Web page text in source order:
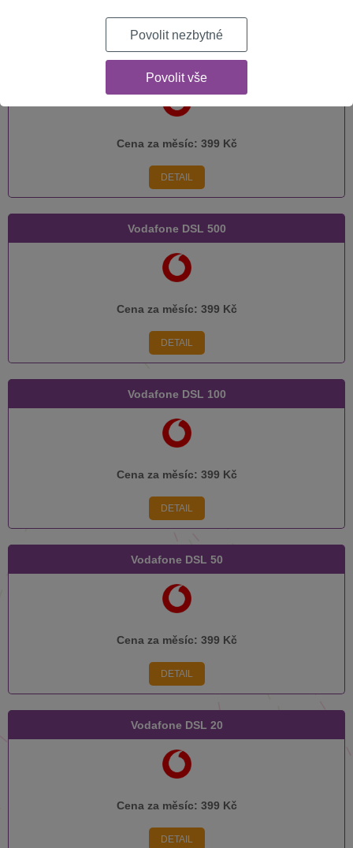
Vodafone DSL 250
Cena za měsíc: 399 Kč
DETAIL
Vodafone DSL 500
Cena za měsíc: 399 Kč
DETAIL
Vodafone DSL 100
Cena za měsíc: 399 Kč
DETAIL
Vodafone DSL 50
Cena za měsíc: 399 Kč
DETAIL
Vodafone DSL 20
Cena za měsíc: 399 Kč
DETAIL
Povolit nezbytné
Povolit vše